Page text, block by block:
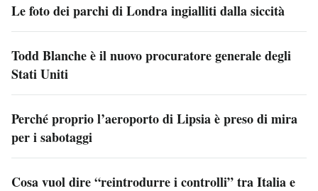
Le foto dei parchi di Londra ingialliti dalla siccità
Todd Blanche è il nuovo procuratore generale degli
Stati Uniti
Perché proprio l’aeroporto di Lipsia è preso di mira
per i sabotaggi
Cosa vuol dire “reintrodurre i controlli” tra Italia e